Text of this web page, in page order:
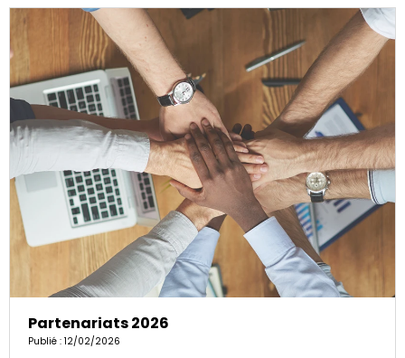
Partenariats 2026
Publié : 12/02/2026